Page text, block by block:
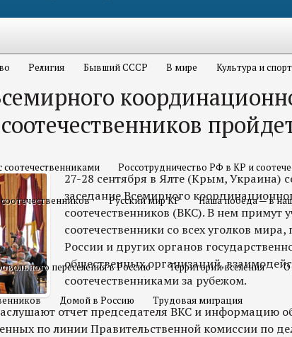
Религия Бывший СССР В мире Культура и спорт
соотечественниками Россотрудничество РФ в КР и
Русский мир КР Наша победа — в
переселения в Россию Территории вселения О
Домой в Россию Трудовая миграция
27-28 сентября в Ялте (Крым, Украина)
заседание Всемирного
соотечественников (ВКС). В нем примут
соотечественники со всех уголков
России и других органов
общественных организаций,
соотечественниками за рубежом.
отчет председателя ВКС и информацию
по линии Правительственной комиссии по